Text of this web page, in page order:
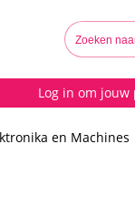
Log in om
en Machines